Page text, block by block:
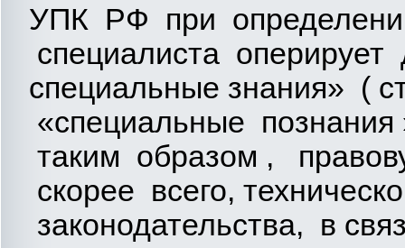
УПК РФ при
специалиста
специальные знания» (
«специальные
таким образом ,
скорее всего,
законодательства, в